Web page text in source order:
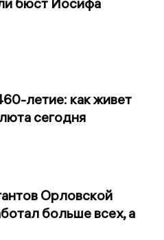
летие: как живет
сегодня
Орловской
больше всех, а